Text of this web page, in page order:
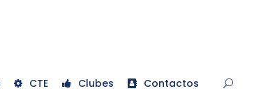
CTE Clubes Contactos